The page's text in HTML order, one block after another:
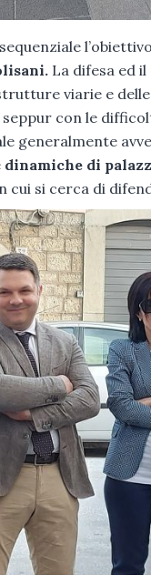
La difesa ed
viarie e
con le
generalmente
dinamiche di
cui si cerca di